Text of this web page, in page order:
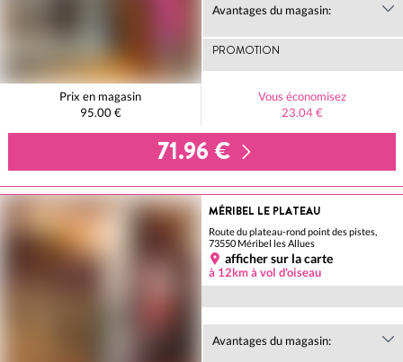
Avantages du magasin:
PROMOTION
Prix en magasin
95.00 €
Vous économisez
23.04 €
71.96 €
MÉRIBEL LE PLATEAU
Route du plateau-rond point des pistes,
73550 Méribel les Allues
afficher sur la carte
à 12km à vol d'oiseau
Avantages du magasin: